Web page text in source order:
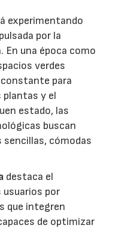
experimentando
por la
una época como
verdes
para
plantas y el
estado, las
buscan
cómodas
destaca el
por
que integren
de optimizar